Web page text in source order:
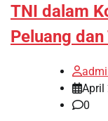
TNI dalam
Peluang
April
0